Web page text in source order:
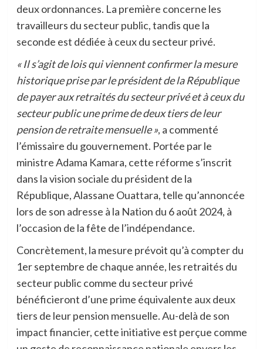
deux ordonnances. La première concerne les
travailleurs du secteur public, tandis que la
seconde est dédiée à ceux du secteur privé.
« Il s’agit de lois qui viennent confirmer la mesure
historique prise par le président de la République
de payer aux retraités du secteur privé et à ceux du
secteur public une prime de deux tiers de leur
pension de retraite mensuelle », a commenté
l’émissaire du gouvernement. Portée par le
ministre Adama Kamara, cette réforme s’inscrit
dans la vision sociale du président de la
République, Alassane Ouattara, telle qu’annoncée
lors de son adresse à la Nation du 6 août 2024, à
l’occasion de la fête de l’indépendance.
Concrètement, la mesure prévoit qu’à compter du
1er septembre de chaque année, les retraités du
secteur public comme du secteur privé
bénéficieront d’une prime équivalente aux deux
tiers de leur pension mensuelle. Au-delà de son
impact financier, cette initiative est perçue comme